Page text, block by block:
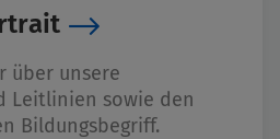
über unsere
Leitlinien sowie den
Bildungsbegriff.